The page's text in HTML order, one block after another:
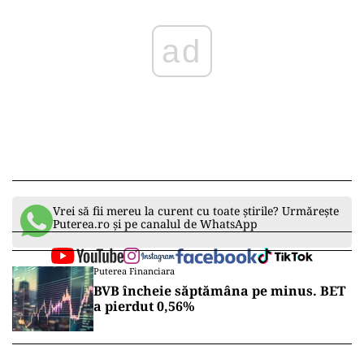
ad
Vrei să fii mereu la curent cu toate știrile? Urmărește
Puterea.ro și pe canalul de WhatsApp
Puterea Financiara
BVB încheie săptămâna pe minus. BET
a pierdut 0,56%